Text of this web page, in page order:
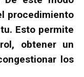
procedimiento
Esto permite
obtener un
los